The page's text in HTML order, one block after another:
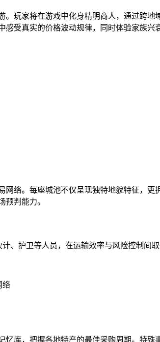
。玩家将在游戏中化身精明商人，通过跨
受真实的价格波动规律，同时体验家族兴
络。每座城池不仅呈现独特地貌特征，
预判能力。
、护卫等人员，在运输效率与风险控制间
络
库，把握各地特产的最佳采购周期。特殊